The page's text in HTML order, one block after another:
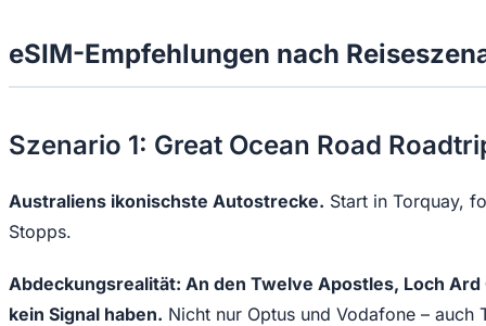
eSIM-Empfehlungen nach
Szenario 1: Great Ocean Road
Australiens ikonischste Autostrecke. Start in Torquay,
Stopps.
Abdeckungsrealität: An den Twelve Apostles, Loch
kein Signal haben. Nicht nur Optus und Vodafone –